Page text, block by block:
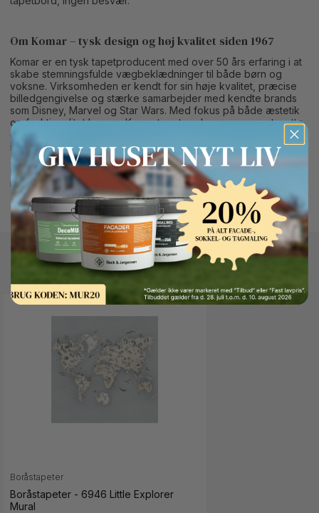
Om Komar – tysk design og høj kvalitet siden 1967
Komar er en tysk tapetproducent med over 50 års erfaring i at
skabe stemningsfulde vægbeklædninger til både børn og
voksne. Virksomheden er kendt for sin høje kvalitet, præcise
billedgengivelse og stærke samarbejder med kendte brands
som Disney, Marvel og Star Wars. Med fokus på både æstetik
og funktionalitet leverer Komar tapeter, der er nemme at sætte
op og giver rummet et unikt udtryk – uanset om du skaber magi
i børneværelset eller et stærkt statement i stuen.
Bemærk:Denne vare er en skaffevare og tages derfor ikke
retur.
Andre kunder kigger også på
Boråstapeter
Boråstapeter - 6946 Little Explorer
Mural
Button Text